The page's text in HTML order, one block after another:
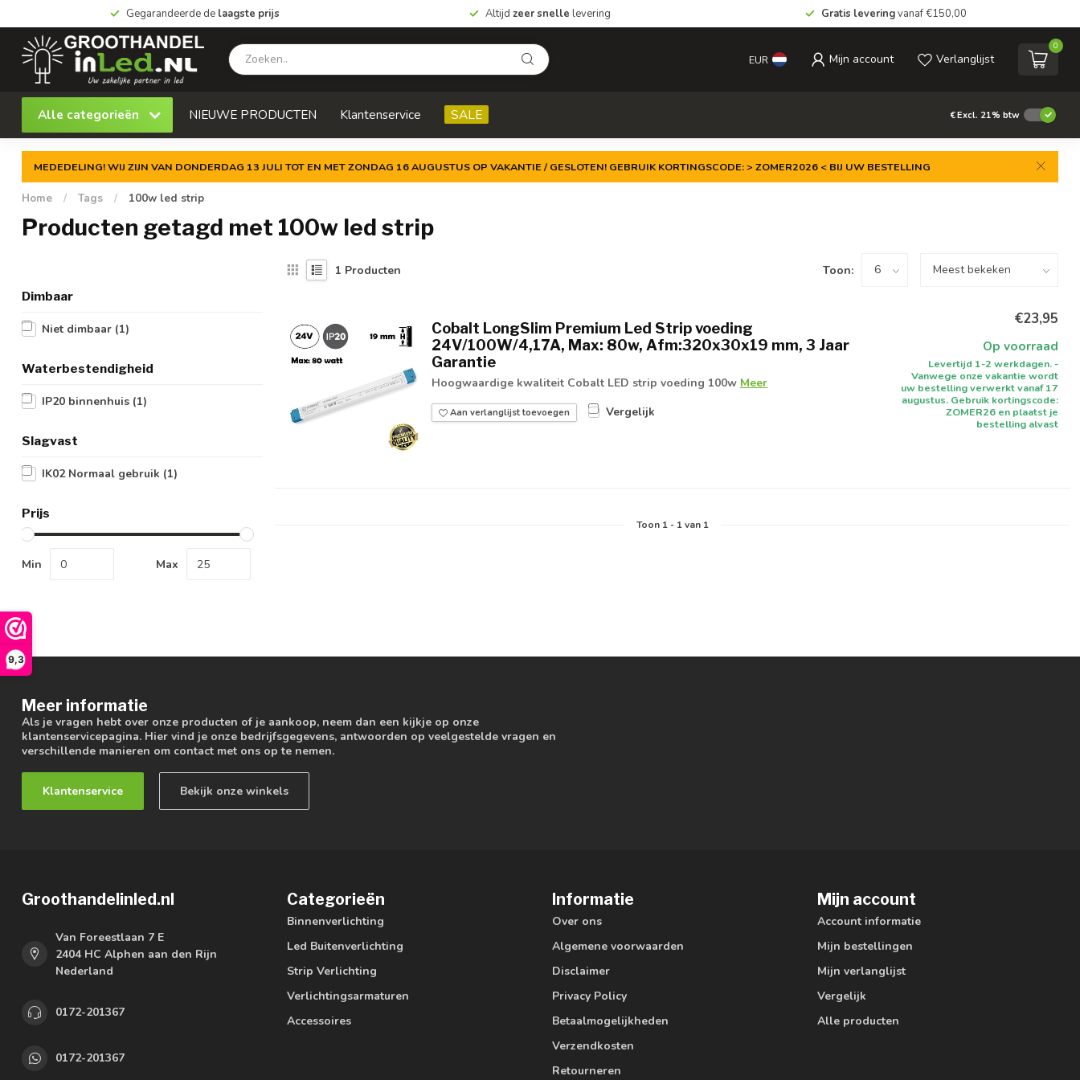
9,3
Gegarandeerde de laagste prijs Altijd zeer snelle levering Gratis leveringvanaf €150,00
EUR Mijn account Verlanglijst
0
Alle categorieën NIEUWE PRODUCTEN Klantenservice SALE €Excl. 21% btw
MEDEDELING! WIJ ZIJN VAN DONDERDAG 13 JULI TOT EN MET ZONDAG 16 AUGUSTUS OP VAKANTIE / GESLOTEN! GEBRUIK KORTINGSCODE: > ZOMER2026 < BIJ UW BESTELLING
Home / Tags / 100w led strip
Producten getagd met 100w led strip
Dimbaar
Niet dimbaar (1)
Waterbestendigheid
IP20 binnenhuis (1)
Slagvast
IK02 Normaal gebruik (1)
Prijs
Min Max
1 Producten Toon:
Cobalt LongSlim Premium Led Strip voeding
24V/100W/4,17A, Max: 80w, Afm:320x30x19 mm, 3 Jaar
Garantie
Hoogwaardige kwaliteit Cobalt LED strip voeding 100w Meer
Aan verlanglijst toevoegen Vergelijk
€23,95
Op voorraad
Levertijd 1-2 werkdagen. -
Vanwege onze vakantie wordt
uw bestelling verwerkt vanaf 17
augustus. Gebruik kortingscode:
ZOMER26 en plaatst je
bestelling alvast
Toon 1- 1van 1
Meer informatie
Als je vragen hebt over onze producten of je aankoop, neem dan een kijkje op onze
klantenservicepagina. Hier vind je onze bedrijfsgegevens, antwoorden op veelgestelde vragen en
verschillende manieren om contact met ons op te nemen.
Klantenservice Bekijk onze winkels
Groothandelinled.nl
Van Foreestlaan 7 E
2404 HC Alphen aan den Rijn
Nederland
0172-201367
0172-201367
Categorieën
Binnenverlichting
Led Buitenverlichting
Strip Verlichting
Verlichtingsarmaturen
Accessoires
Informatie
Over ons
Algemene voorwaarden
Disclaimer
Privacy Policy
Betaalmogelijkheden
Verzendkosten
Retourneren
Mijn account
Account informatie
Mijn bestellingen
Mijn verlanglijst
Vergelijk
Alle producten